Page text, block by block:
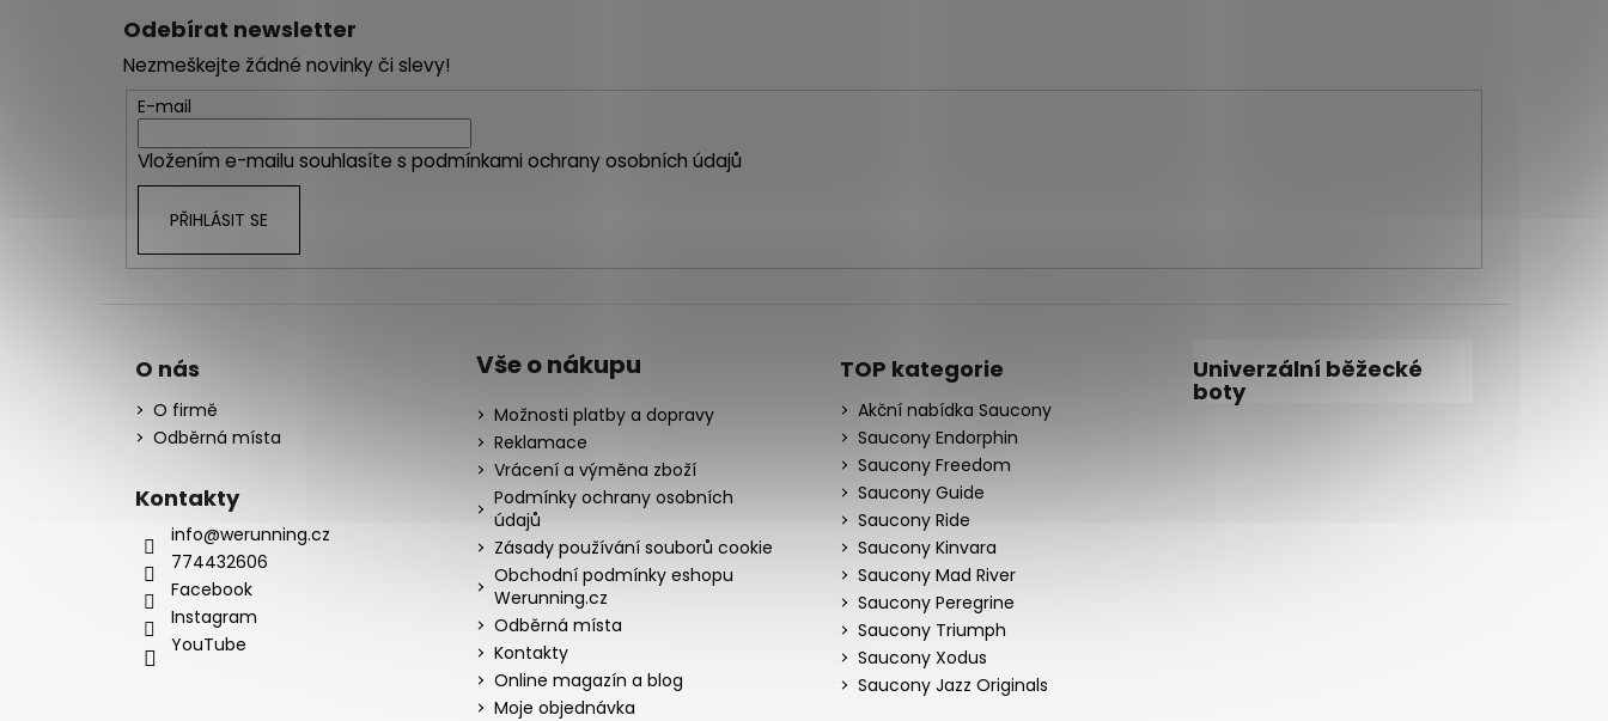
Odebírat newsletter
Nezmeškejte žádné novinky či slevy!
E-mail
Vložením e-mailu souhlasíte s podmínkami ochrany osobních údajů
PŘIHLÁSIT SE
O nás
O firmě
Odběrná místa
Kontakty
info@werunning.cz
774432606
Facebook
Instagram
YouTube
Vše o nákupu
Možnosti platby a dopravy
Reklamace
Vrácení a výměna zboží
Podmínky ochrany osobních
údajů
Zásady používání souborů cookie
Obchodní podmínky eshopu
Werunning.cz
Odběrná místa
Kontakty
Online magazín a blog
Moje objednávka
TOP kategorie
Akční nabídka Saucony
Saucony Endorphin
Saucony Freedom
Saucony Guide
Saucony Ride
Saucony Kinvara
Saucony Mad River
Saucony Peregrine
Saucony Triumph
Saucony Xodus
Saucony Jazz Originals
Univerzální běžecké
boty